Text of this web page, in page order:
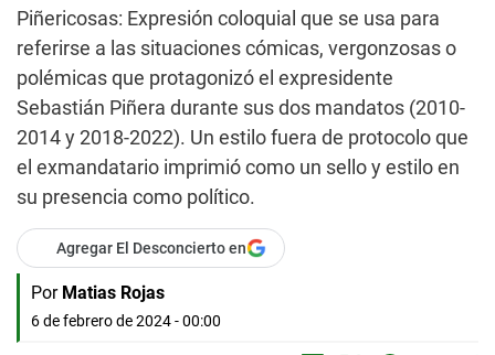
Piñericosas: Expresión coloquial que se usa para
referirse a las situaciones cómicas, vergonzosas o
polémicas que protagonizó el expresidente
Sebastián Piñera durante sus dos mandatos (2010-
2014 y 2018-2022). Un estilo fuera de protocolo que
el exmandatario imprimió como un sello y estilo en
su presencia como político.
Agregar El Desconcierto en
Por Matias Rojas
6 de febrero de 2024 - 00:00